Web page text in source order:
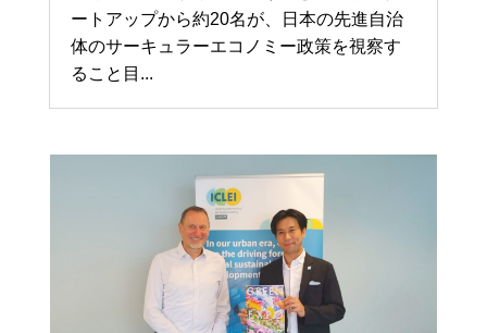
ートアップから約20名が、日本の先進自治
体のサーキュラーエコノミー政策を視察す
ること目...